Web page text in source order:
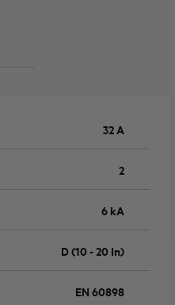
32 A
2
6 kA
D (10 - 20 In)
EN 60898